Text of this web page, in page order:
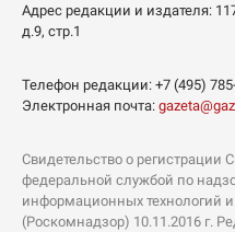
Адрес редакции и издателя:
д.9, стр.1
Телефон редакции: +7 (495)
Электронная почта:
Свидетельство о
федеральной службой по
информационных технологий
(Роскомнадзор) 10.11.2016 г.